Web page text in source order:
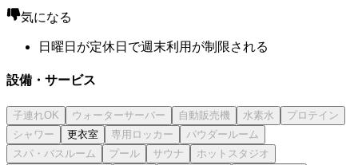
気になる
日曜日が定休日で週末利用が制限される
設備・サービス
更衣室